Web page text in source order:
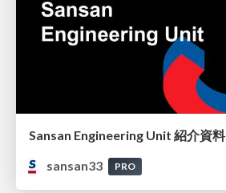
Sansan Engineering Unit 紹介資料
sansan33
PRO